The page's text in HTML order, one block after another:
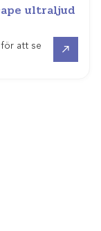
ultraljud
att se